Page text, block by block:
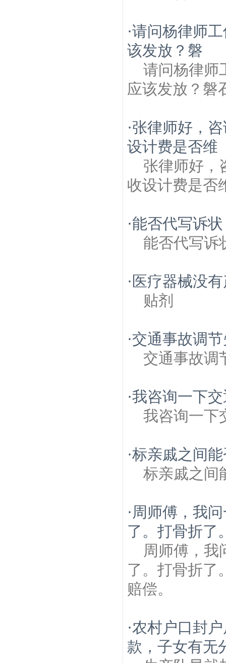
·请问杨律师
该发放？磐
请问杨律师
应该发放？磐
·张律师好，
设计费是否维
张律师好，
收设计费是否
·能否代写诉状
能否代写诉
· 医疗器械没
贴剂
·交通事故调
交通事故调
·我咨询一下
我咨询一下
·标亲戚之间
标亲戚之间
·周师傅，我
了。打骨折了
周师傅，我
了。打骨折了
赔偿。
·农村户口封
款，子女有无